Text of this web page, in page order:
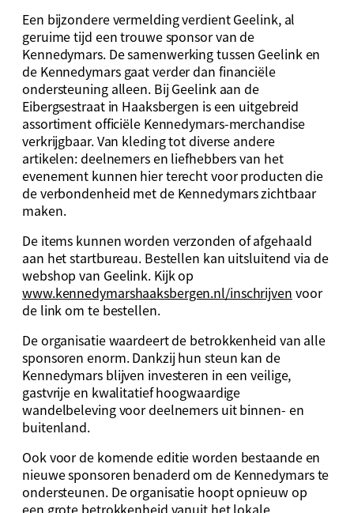
Een bijzondere vermelding verdient Geelink, al
geruime tijd een trouwe sponsor van de
Kennedymars. De samenwerking tussen Geelink en
de Kennedymars gaat verder dan financiële
ondersteuning alleen. Bij Geelink aan de
Eibergsestraat in Haaksbergen is een uitgebreid
assortiment officiële Kennedymars-merchandise
verkrijgbaar. Van kleding tot diverse andere
artikelen: deelnemers en liefhebbers van het
evenement kunnen hier terecht voor producten die
de verbondenheid met de Kennedymars zichtbaar
maken.
De items kunnen worden verzonden of afgehaald
aan het startbureau. Bestellen kan uitsluitend via de
webshop van Geelink. Kijk op
www.kennedymarshaaksbergen.nl/inschrijven voor
de link om te bestellen.
De organisatie waardeert de betrokkenheid van alle
sponsoren enorm. Dankzij hun steun kan de
Kennedymars blijven investeren in een veilige,
gastvrije en kwalitatief hoogwaardige
wandelbeleving voor deelnemers uit binnen- en
buitenland.
Ook voor de komende editie worden bestaande en
nieuwe sponsoren benaderd om de Kennedymars te
ondersteunen. De organisatie hoopt opnieuw op
een grote betrokkenheid vanuit het lokale